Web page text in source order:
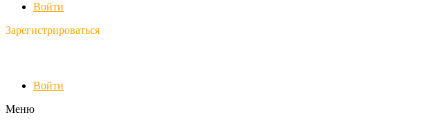
Войти
Зарегистрироваться
Войти
Меню